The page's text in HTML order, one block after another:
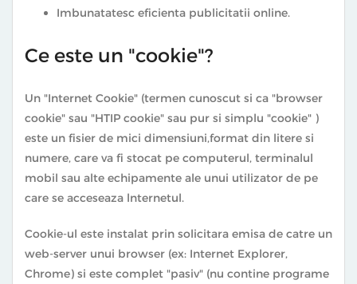
Imbunatatesc eficienta publicitatii online.
Ce este un "cookie"?
Un "Internet Cookie" (termen cunoscut si ca "browser
cookie" sau "HTIP cookie" sau pur si simplu "cookie" )
este un fisier de mici dimensiuni,format din litere si
numere, care va fi stocat pe computerul, terminalul
mobil sau alte echipamente ale unui utilizator de pe
care se acceseaza lnternetul.
Cookie-ul este instalat prin solicitara emisa de catre un
web-server unui browser (ex: Internet Explorer,
Chrome) si este complet "pasiv" (nu contine programe